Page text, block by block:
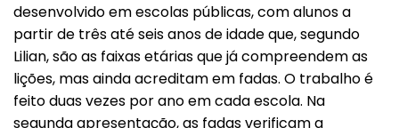
desenvolvido em escolas públicas, com alunos a
partir de três até seis anos de idade que, segundo
Lilian, são as faixas etárias que já compreendem as
lições, mas ainda acreditam em fadas. O trabalho é
feito duas vezes por ano em cada escola. Na
segunda apresentação, as fadas verificam a